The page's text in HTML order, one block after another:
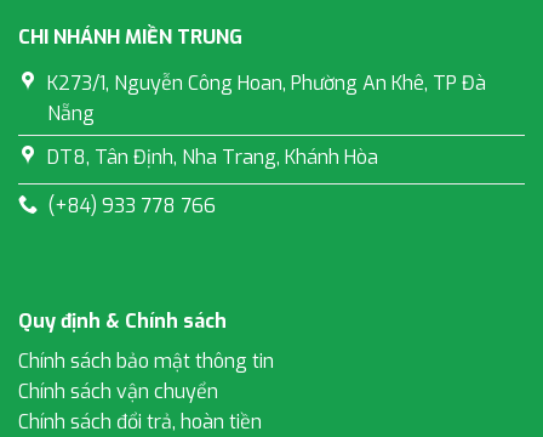
CHI NHÁNH MIỀN TRUNG
K273/1, Nguyễn Công Hoan, Phường An Khê, TP Đà
Nẵng
DT8, Tân Định, Nha Trang, Khánh Hòa
(+84) 933 778 766
Quy định & Chính sách
Chính sách bảo mật thông tin
Chính sách vận chuyển
Chính sách đổi trả, hoàn tiền